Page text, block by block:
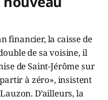
financier, la caisse de
de sa voisine, il
de Saint-Jérôme sur
à zéro», insistent
D’ailleurs, la